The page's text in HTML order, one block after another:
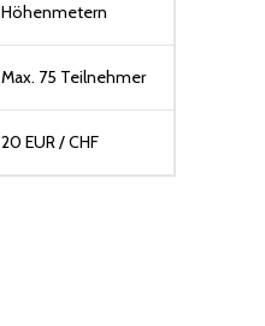
Höhenmetern
Max. 75 Teilnehmer
20 EUR / CHF